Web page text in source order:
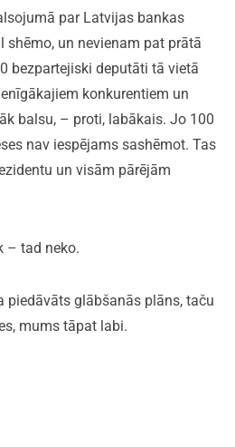
par Latvijas bankas
shēmo, un nevienam pat prātā
bezpartejiski deputāti tā vietā
konkurentiem un
balsu, – proti, labākais. Jo 100
nav iespējams sashēmot. Tas
un visām pārējām
– tad neko.
piedāvāts glābšanās plāns, taču
mums tāpat labi.